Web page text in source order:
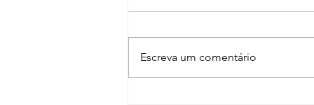
Escreva um comentário